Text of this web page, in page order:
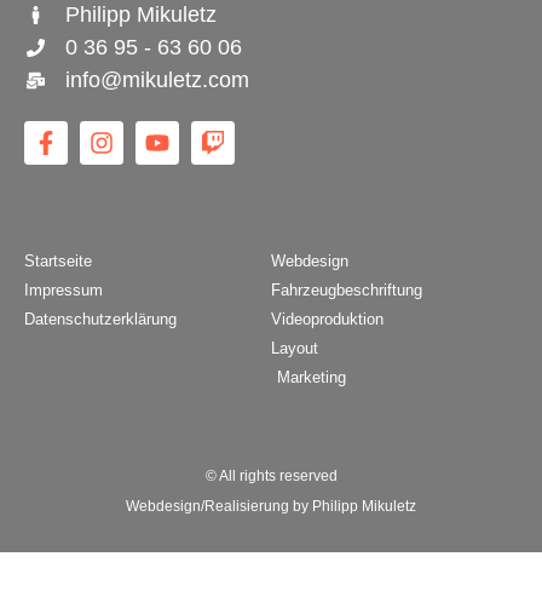
Philipp Mikuletz
0 36 95 - 63 60 06
info@mikuletz.com
Startseite
Impressum
Datenschutzerklärung
Webdesign
Fahrzeugbeschriftung
Videoproduktion
Layout
Marketing
© All rights reserved
Webdesign/Realisierung by Philipp Mikuletz